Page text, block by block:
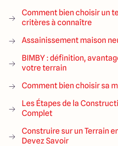
Comment bien choisir un
critères à connaître
Assainissement maison
BIMBY : définition,
votre terrain
Comment bien choisir sa
Les Étapes de la
Complet
Construire sur un Terrain
Devez Savoir